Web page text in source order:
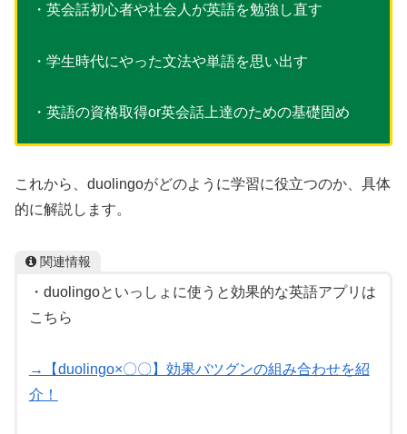
・英会話初心者や社会人が英語を勉強し直す
・学生時代にやった文法や単語を思い出す
・英語の資格取得or英会話上達のための基礎固め
これから、duolingoがどのように学習に役立つのか、具体
的に解説します。
関連情報
・duolingoといっしょに使うと効果的な英語アプリは
こちら
→【duolingo×〇〇】効果バツグンの組み合わせを紹
介！